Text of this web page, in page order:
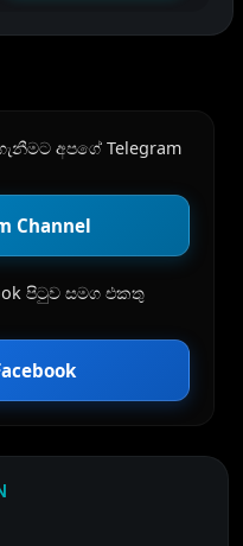
අපගේ Telegram
Channel
පිටුව සමග එකතු